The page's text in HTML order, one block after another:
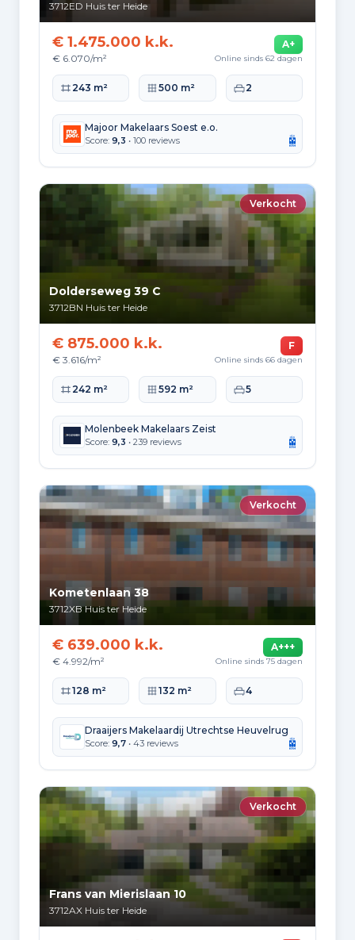
3712ED Huis ter Heide
€ 1.475.000 k.k.
€ 6.070/m²
A+
Online sinds 62 dagen
Woonoppervlakte
243 m² Perceeloppervlakte
500 m² Slaapkamers
2
Majoor Makelaars Soest e.o.
Score: 9,3 • 100 reviews
Verkocht
Dolderseweg 39 C
3712BN Huis ter Heide
€ 875.000 k.k.
€ 3.616/m²
F
Online sinds 66 dagen
Woonoppervlakte
242 m² Perceeloppervlakte
592 m² Slaapkamers
5
Molenbeek Makelaars Zeist
Score: 9,3 • 239 reviews
Verkocht
Kometenlaan 38
3712XB Huis ter Heide
€ 639.000 k.k.
€ 4.992/m²
A+++
Online sinds 75 dagen
Woonoppervlakte
128 m² Perceeloppervlakte
132 m² Slaapkamers
4
Draaijers Makelaardij Utrechtse Heuvelrug
Score: 9,7 • 43 reviews
Verkocht
Frans van Mierislaan 10
3712AX Huis ter Heide